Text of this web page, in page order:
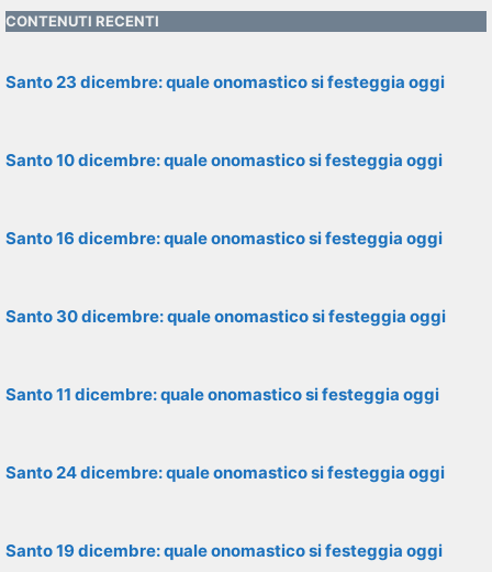
CONTENUTI RECENTI
Santo 23 dicembre: quale onomastico si festeggia oggi
Santo 10 dicembre: quale onomastico si festeggia oggi
Santo 16 dicembre: quale onomastico si festeggia oggi
Santo 30 dicembre: quale onomastico si festeggia oggi
Santo 11 dicembre: quale onomastico si festeggia oggi
Santo 24 dicembre: quale onomastico si festeggia oggi
Santo 19 dicembre: quale onomastico si festeggia oggi